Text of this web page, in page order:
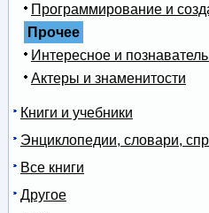
Программирование и
Прочее
Интересное и
Актеры и знаменитости
Книги и учебники
Энциклопедии, словари,
Все книги
Другое